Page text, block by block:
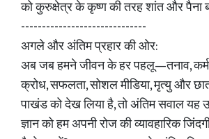
को कुरुक्षेत्र के कृष्ण की तरह शांत और पैना
------------------------------
अगले और अंतिम प्रहार की ओर:
अब जब हमने जीवन के हर पहलू—तनाव,
क्रोध, सफलता, सोशल मीडिया, मृत्यु और
पाखंड को देख लिया है, तो अंतिम सवाल यह
ज्ञान को हम अपनी रोज की व्यावहारिक